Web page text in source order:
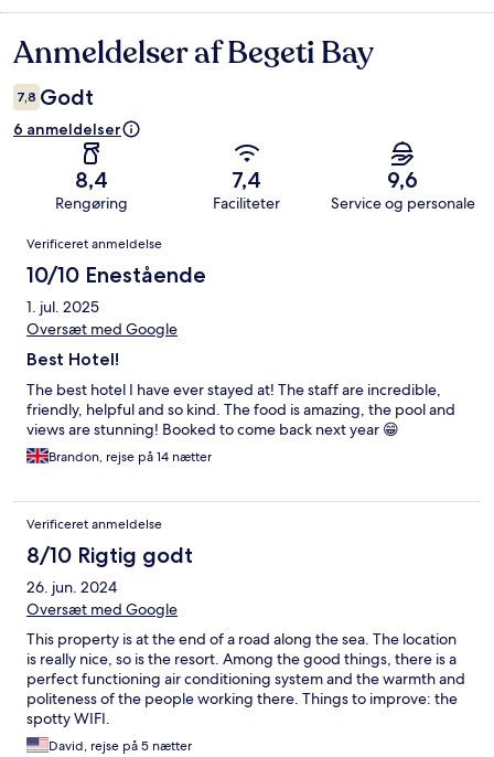
Anmeldelser
Anmeldelser af Begeti Bay
7,8 Godt
6 anmeldelser
8,4
Rengøring
7,4
Faciliteter
9,6
Service og personale
Anmeldelser
Verificeret anmeldelse
10/10 Enestående
1. jul. 2025
Oversæt med Google
Best Hotel!
The best hotel I have ever stayed at! The staff are incredible,
friendly, helpful and so kind. The food is amazing, the pool and
views are stunning! Booked to come back next year 😁
Brandon, rejse på 14 nætter
Verificeret anmeldelse
8/10 Rigtig godt
26. jun. 2024
Oversæt med Google
This property is at the end of a road along the sea. The location
is really nice, so is the resort. Among the good things, there is a
perfect functioning air conditioning system and the warmth and
politeness of the people working there. Things to improve: the
spotty WIFI.
David, rejse på 5 nætter